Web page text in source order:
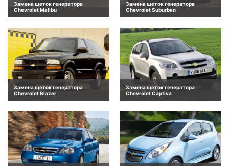
Замена щеток генератора
Chevrolet Malibu
Замена щеток генератора
Chevrolet Suburban
Замена щеток генератора
Chevrolet Blazer
Замена щеток генератора
Chevrolet Captiva